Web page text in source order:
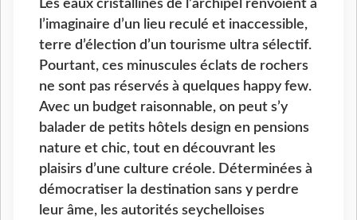
Les eaux cristallines de l’archipel renvoient à
l’imaginaire d’un lieu reculé et inaccessible,
terre d’élection d’un tourisme ultra sélectif.
Pourtant, ces minuscules éclats de rochers
ne sont pas réservés à quelques happy few.
Avec un budget raisonnable, on peut s’y
balader de petits hôtels design en pensions
nature et chic, tout en découvrant les
plaisirs d’une culture créole. Déterminées à
démocratiser la destination sans y perdre
leur âme, les autorités seychelloises